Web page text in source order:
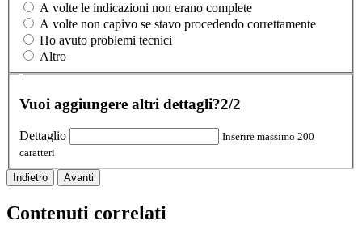
A volte le indicazioni non erano complete
A volte non capivo se stavo procedendo correttamente
Ho avuto problemi tecnici
Altro
Vuoi aggiungere altri dettagli?2/2
Dettaglio
Inserire massimo 200
caratteri
Indietro Avanti
Contenuti correlati